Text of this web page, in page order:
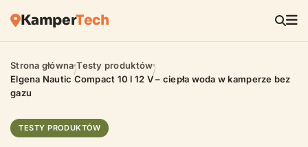
KamperTech
Strona główna/Testy produktów/
Elgena Nautic Compact 10 l 12 V – ciepła woda w kamperze bez
gazu
TESTY PRODUKTÓW